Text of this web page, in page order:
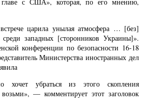
царила унылая атмосфера … [без]
западных [сторонников Украины]».
конференции по безопасности 16-18
Министерства иностранных дел
хочет убраться из этого скопления
— комментирует этот заголовок